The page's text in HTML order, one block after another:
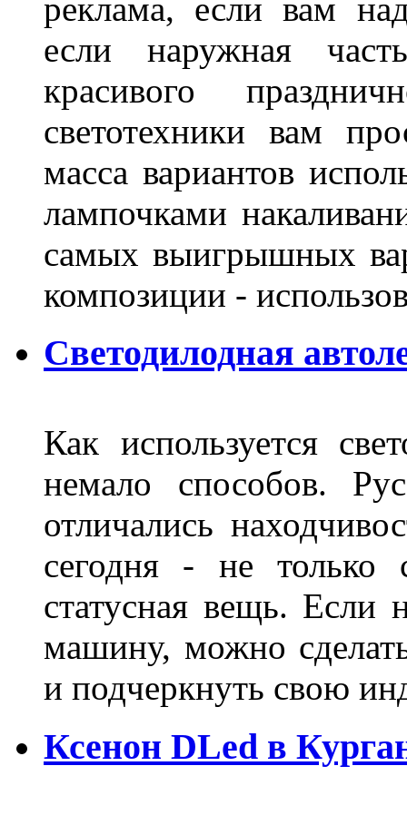
реклама, если вам
если наружная
красивого
светотехники вам
масса вариантов
лампочками
самых выигрышных
композиции -
Светодилодная
Как используется
немало способов.
отличались
сегодня - не только
статусная вещь. Если
машину, можно
и подчеркнуть свою
Ксенон DLed в